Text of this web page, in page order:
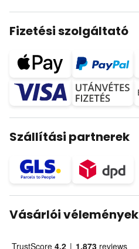
Fizetési szolgáltató
Szállítási partnerek
Vásárlói vélemények